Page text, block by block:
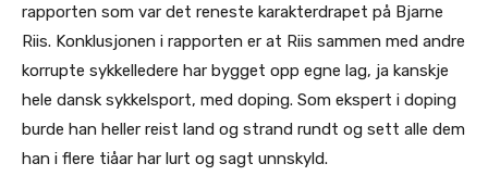
rapporten som var det reneste karakterdrapet på Bjarne
Riis. Konklusjonen i rapporten er at Riis sammen med andre
korrupte sykkelledere har bygget opp egne lag, ja kanskje
hele dansk sykkelsport, med doping. Som ekspert i doping
burde han heller reist land og strand rundt og sett alle dem
han i flere tiåar har lurt og sagt unnskyld.